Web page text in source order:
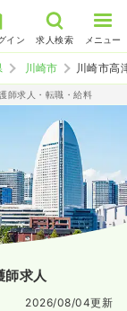
イン 求人検索 メニュー
川崎市 川崎市高
師求人・転職・給料
師求人
2026/08/04更新